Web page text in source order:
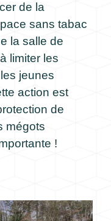
de la
sans tabac
la salle de
limiter les
jeunes
action est
de
mégots
!